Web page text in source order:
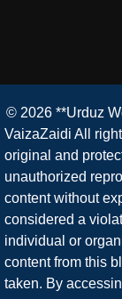
© 2026
VaizaZaidi All
original and
unauthorized
content without
considered a
individual or
content from this
taken. By